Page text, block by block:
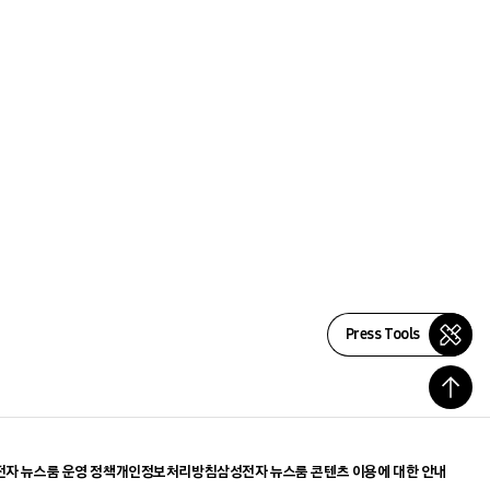
Press Tools
자 뉴스룸 운영 정책개인정보처리방침삼성전자 뉴스룸 콘텐츠 이용에 대한 안내